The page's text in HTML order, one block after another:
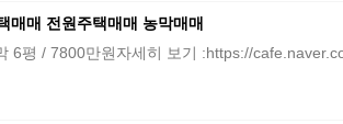
매매 전원주택매매 농막매매
6평 / 7800만원자세히 보기 :https://